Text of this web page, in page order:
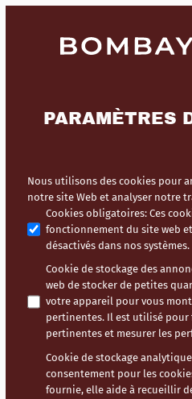
PARAMÈTRES
Nous utilisons des cookies pour
notre site Web et analyser notre
Cookies obligatoires: Ces
fonctionnement du site web
désactivés dans nos systèmes.
Cookie de stockage des
web de stocker de petites
votre appareil pour vous
pertinentes. Il est utilisé pour
pertinentes et mesurer les
Cookie de stockage analytique
consentement pour les
fournie, elle aide à recueillir